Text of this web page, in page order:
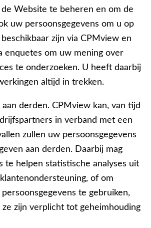
Website te beheren en om de
uw persoonsgegevens om u op
zijn via CPMview en
enquetes om uw mening over
te onderzoeken. U heeft daarbij
altijd in trekken.
derden. CPMview kan, van tijd
in verband met een
zullen uw persoonsgegevens
aan derden. Daarbij mag
te helpen statistische analyses uit
of om
te gebruiken,
zijn verplicht tot geheimhouding